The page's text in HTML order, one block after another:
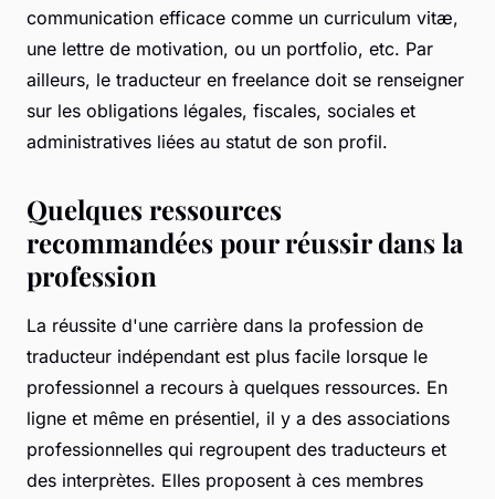
communication efficace comme un curriculum vitæ,
une lettre de motivation, ou un portfolio, etc. Par
ailleurs, le traducteur en freelance doit se renseigner
sur les obligations légales, fiscales, sociales et
administratives liées au statut de son profil.
Quelques ressources
recommandées pour réussir dans la
profession
La réussite d'une carrière dans la profession de
traducteur indépendant est plus facile lorsque le
professionnel a recours à quelques ressources. En
ligne et même en présentiel, il y a des associations
professionnelles qui regroupent des traducteurs et
des interprètes. Elles proposent à ces membres